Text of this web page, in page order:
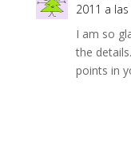
2011 a
I am so
the
points in